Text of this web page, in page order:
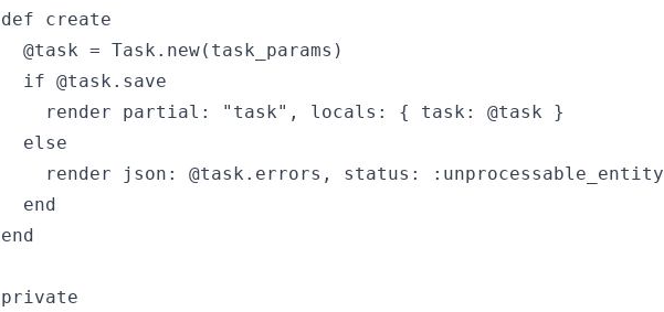
create
@task = Task.new(task_params)
if @task.save
render partial: "task", locals: { task: @task }
else
render json: @task.errors, status: :unprocessable_entity
end